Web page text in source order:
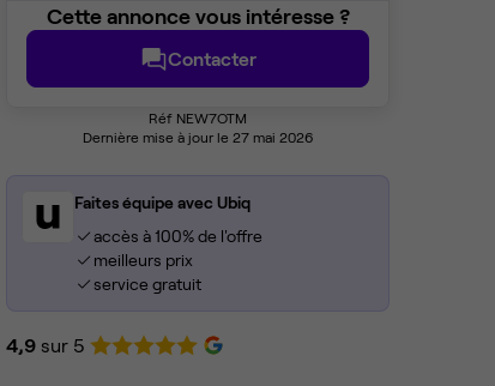
Cette annonce vous intéresse ?
Contacter
Réf NEW7OTM
Dernière mise à jour le 27 mai 2026
Faites équipe avec Ubiq
accès à 100% de l'offre
meilleurs prix
service gratuit
4,9 sur 5